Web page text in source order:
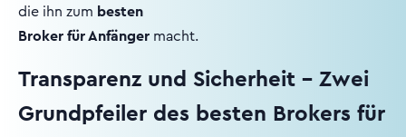
die ihn zum besten
Broker für Anfänger macht.
Transparenz und Sicherheit – Zwei
Grundpfeiler des besten Brokers für